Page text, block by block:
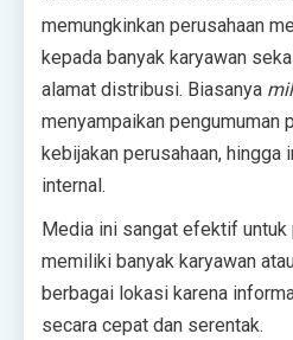
memungkinkan perusahaan
kepada banyak karyawan
alamat distribusi. Biasanya
menyampaikan pengumuman
kebijakan perusahaan, hingga
internal.
Media ini sangat efektif untuk
memiliki banyak karyawan
berbagai lokasi karena
secara cepat dan serentak.